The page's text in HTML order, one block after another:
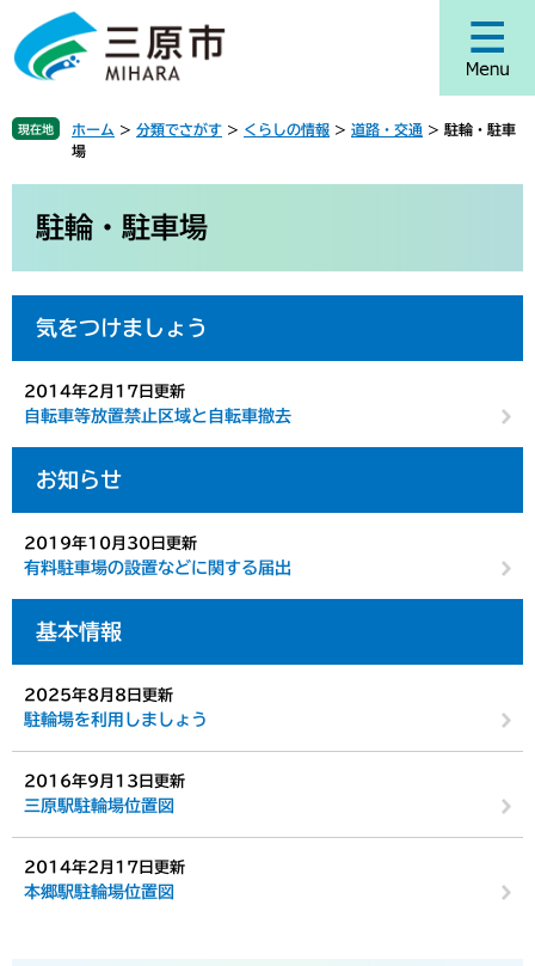
ジ
頭
す
ュ
飛
し
現在地 ホーム > 分類でさがす > くらしの情報 > 道路・交通 > 駐輪・駐車
場
駐輪・駐車場
気をつけましょう
2014年2月17日更新
自転車等放置禁止区域と自転車撤去
お知らせ
2019年10月30日更新
有料駐車場の設置などに関する届出
基本情報
2025年8月8日更新
駐輪場を利用しましょう
2016年9月13日更新
三原駅駐輪場位置図
2014年2月17日更新
本郷駅駐輪場位置図